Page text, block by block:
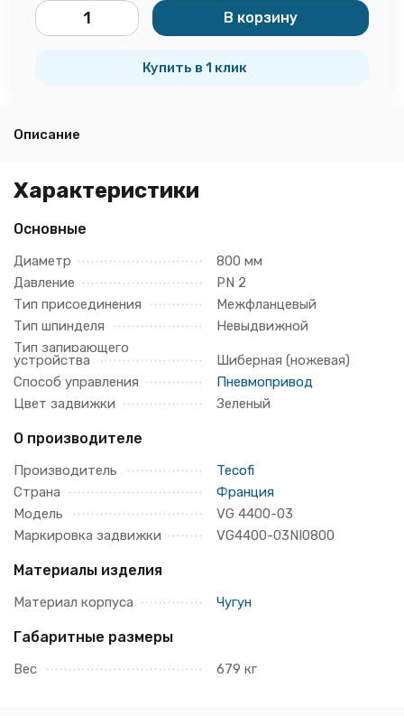
В корзину
Купить в 1 клик
Описание
Характеристики
Основные
Диаметр
800 мм
Давление
PN 2
Тип присоединения
Межфланцевый
Тип шпинделя
Невыдвижной
Тип запирающего
устройства
Шиберная (ножевая)
Способ управления
Пневмопривод
Цвет задвижки
Зеленый
О производителе
Производитель
Tecofi
Страна
Франция
Модель
VG 4400-03
Маркировка задвижки
VG4400-03NI0800
Материалы изделия
Материал корпуса Чугун
Габаритные размеры
Вес 679 кг